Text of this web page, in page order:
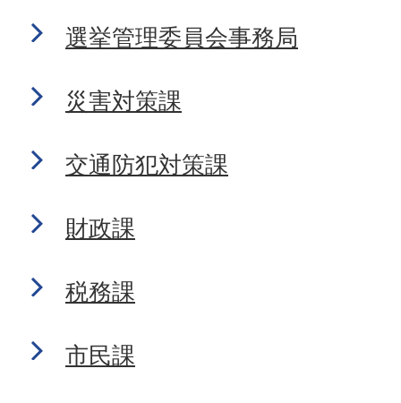
選挙管理委員会事務局
災害対策課
交通防犯対策課
財政課
税務課
市民課